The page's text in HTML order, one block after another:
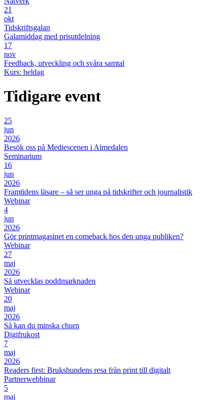
21
okt
Tidskriftsgalan
Galamiddag med prisutdelning
17
nov
Feedback, utveckling och svåra samtal
Kurs: heldag
Tidigare event
25
jun
2026
Besök oss på Mediescenen i Almedalen
Seminarium
16
jun
2026
Framtidens läsare – så ser unga på tidskrifter och journalistik
Webinar
4
jun
2026
Gör printmagasinet en comeback hos den unga publiken?
Webinar
27
maj
2026
Så utvecklas poddmarknaden
Webinar
20
maj
2026
Så kan du minska churn
Digifrukost
7
maj
2026
Readers first: Brukshundens resa från print till digitalt
Partnerwebbinar
5
maj